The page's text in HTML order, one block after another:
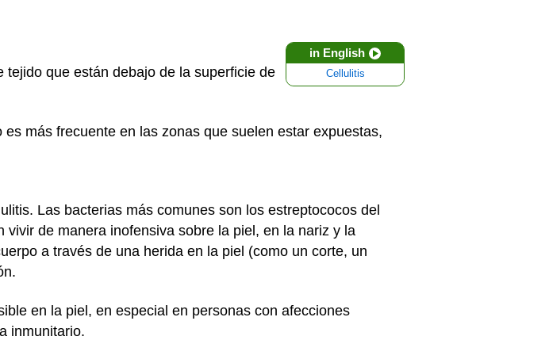
in English
Cellulitis
que están debajo de la superficie de
más frecuente en las zonas que suelen estar expuestas,
Las bacterias más comunes son los estreptococos del
vivir de manera inofensiva sobre la piel, en la nariz y la
a través de una herida en la piel (como un corte, un
en la piel, en especial en personas con afecciones
inmunitario.